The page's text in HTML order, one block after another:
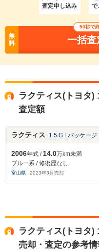
査定申し込み
で
無
料
90秒で
一括査
ラクティス(トヨタ)
査定額
ラクティス 1.5 G Lパッケージ
2006年式 /14.0万km未満
ブルー系 / 修復歴なし
富山県 2023年3 月売却
ラクティス(トヨタ)
売却・査定の参考情